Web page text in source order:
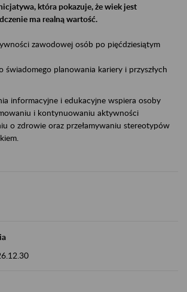
która pokazuje, że wiek jest
ma realną wartość.
zawodowej osób po pięćdziesiątym
planowania kariery i przyszłych
informacyjne i edukacyjne wspiera osoby
i kontynuowaniu aktywności
o zdrowie oraz przełamywaniu stereotypów